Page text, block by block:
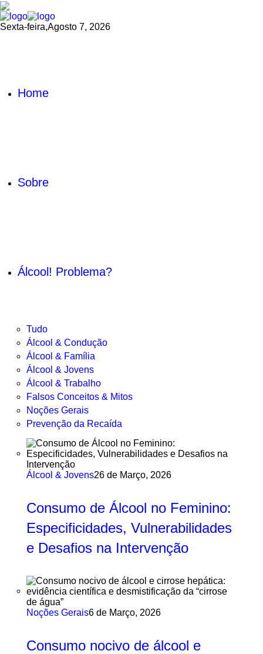
Sexta-feira,Agosto 7, 2026
Home
Sobre
Álcool! Problema?
Tudo
Álcool & Condução
Álcool & Família
Álcool & Jovens
Álcool & Trabalho
Falsos Conceitos & Mitos
Noções Gerais
Prevenção da Recaída
Álcool & Jovens26 de Março, 2026
Consumo de Álcool no Feminino:
Especificidades, Vulnerabilidades
e Desafios na Intervenção
Noções Gerais6 de Março, 2026
Consumo nocivo de álcool e